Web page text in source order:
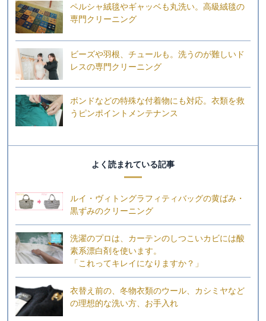
ペルシャ絨毯やギャッベも丸洗い。高級絨毯の
専門クリーニング
ビーズや羽根、チュールも。洗うのが難しいド
レスの専門クリーニング
ボンドなどの特殊な付着物にも対応。衣類を救
うピンポイントメンテナンス
よく読まれている記事
ルイ・ヴィトングラフィティバッグの黄ばみ・
黒ずみのクリーニング
洗濯のプロは、カーテンのしつこいカビには酸
素系漂白剤を使います。
「これってキレイになりますか？」
衣替え前の、冬物衣類のウール、カシミヤなど
の理想的な洗い方、お手入れ